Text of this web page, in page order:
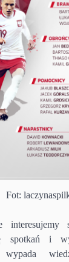
Fot:
spotkań i
wypada